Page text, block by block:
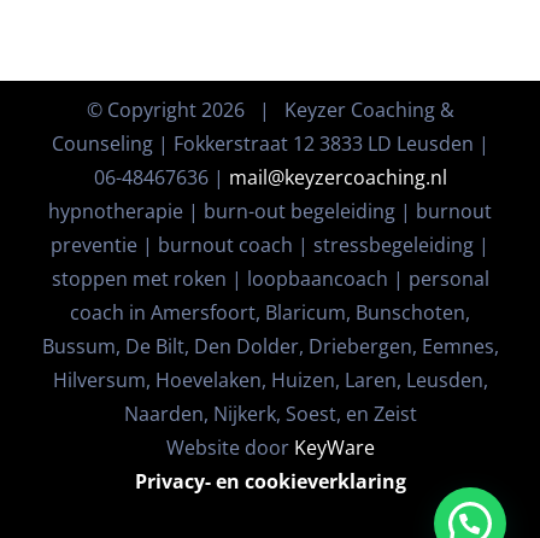
© Copyright2026 | Keyzer Coaching &
Counseling | Fokkerstraat 12 3833 LD Leusden |
06-48467636 | mail@keyzercoaching.nl
hypnotherapie | burn-out begeleiding | burnout
preventie | burnout coach | stressbegeleiding |
stoppen met roken | loopbaancoach | personal
coach in Amersfoort, Blaricum, Bunschoten,
Bussum, De Bilt, Den Dolder, Driebergen, Eemnes,
Hilversum, Hoevelaken, Huizen, Laren, Leusden,
Naarden, Nijkerk, Soest, en Zeist
Website door KeyWare
Privacy- en cookieverklaring